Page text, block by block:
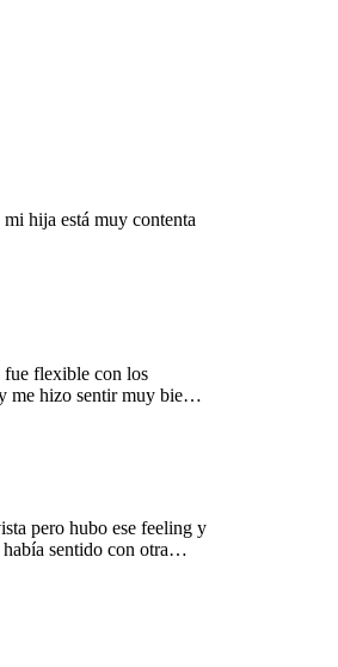
hija está muy contenta
flexible con los
me hizo sentir muy bien,
el reloj cuando
recomendada
pero hubo ese feeling y
sentido con otra